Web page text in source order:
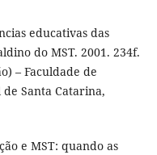
educativas das
do MST. 2001. 234f.
– Faculdade de
Santa Catarina,
e MST: quando as